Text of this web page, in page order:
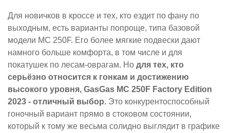
Для новичков в кроссе и тех, кто ездит по фану по
выходным, есть варианты попроще, типа базовой
модели MC 250F. Его более мягкие подвески дают
намного больше комфорта, в том числе и для
покатушек по лесам-оврагам. Но для тех, кто
серьёзно относится к гонкам и достижению
высокого уровня, GasGas MC 250F Factory Edition
2023 - отличный выбор. Это конкурентоспособный
гоночный вариант прямо в стоковом состоянии,
который к тому же весьма солидно выглядит в графике